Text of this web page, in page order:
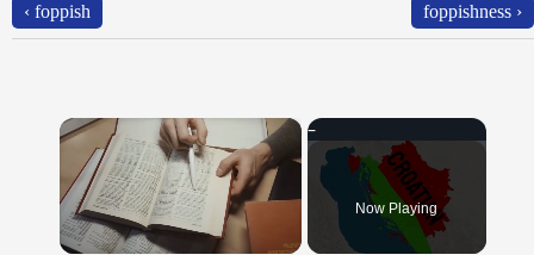
‹ foppish foppishness ›
×
Now Playing